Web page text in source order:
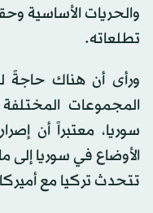
والحريات الأساسية
تطلعاته.
ورأى أن هناك حاجةً
المجموعات
سوريا، معتبراً أن
الأوضاع في سوريا إلى
تتحدث تركيا مع